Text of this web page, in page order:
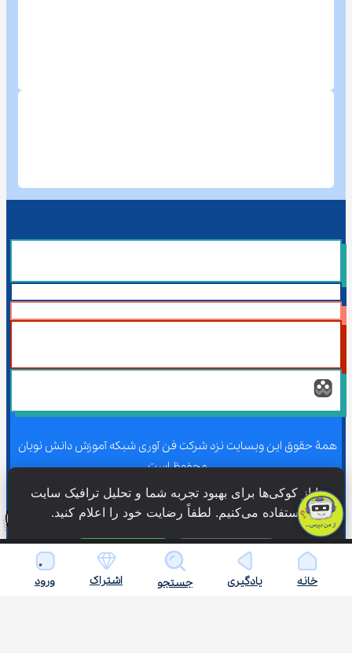
همۀ حقوق این وبسایت نزد شرکت فن آوری شبکه آموزش دانش نویان
محفوظ است.
همۀ حقوق این وبسایت نزد شرکت فن آوری شبکه آموزش دانش نویان
محفوظ است.
خانه یادگیری جستجو اشتراک ورود
ما از کوکی‌ها برای بهبود تجربه شما و تحلیل ترافیک سایت
استفاده می‌کنیم. لطفاً رضایت خود را اعلام کنید.
فقط ضروری پذیرش همه